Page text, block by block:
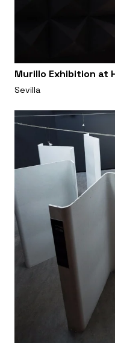
Murillo Exhibition at
Sevilla